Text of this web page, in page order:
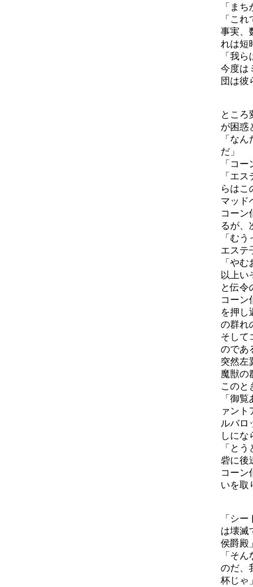
「ま
「これ
事実、
れは短
「我
今度は
団は彼
ところ
が困惑
「な
だ」
「コ
「エ
らはこ
マッド
コーン
るが、
「む
エステ
「や
以上い
と伝令
コーン
を押し
の群れ
そして
のであ
突然左
魔獣の
このと
「御
ァント
ルバロ
しにな
「と
砦に後
コーン
いを取
「シ
は壊滅
侯爵殿」
「そ
のだ、
杯じゃ」